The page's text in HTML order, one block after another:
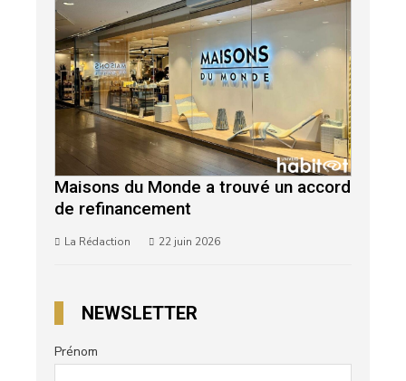
Maisons du Monde a trouvé un accord
de refinancement
La Rédaction 22 juin 2026
NEWSLETTER
Prénom